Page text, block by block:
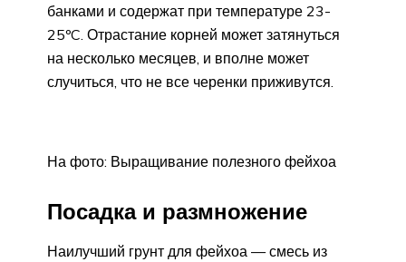
банками и содержат при температуре 23-
25ºC. Отрастание корней может затянуться
на несколько месяцев, и вполне может
случиться, что не все черенки приживутся.
На фото: Выращивание полезного фейхоа
Посадка и размножение
Наилучший грунт для фейхоа — смесь из